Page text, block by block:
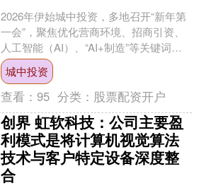
2026年伊始城中投资，多地召开“新年第
一会”，聚焦优化营商环境、招商引资、
人工智能（AI）、“AI+制造”等关键词。
纵观各地“新年第一会”，许多地区展现出
强....
城中投资
查看：95 分类： 股票配资开户
创界 虹软科技：公司主要盈
利模式是将计算机视觉算法
技术与客户特定设备深度整
合